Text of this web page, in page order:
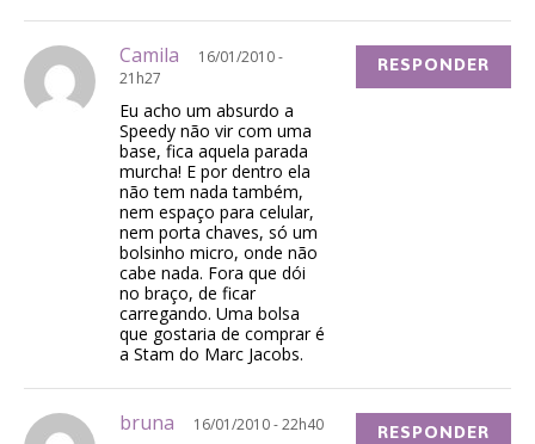
Camila
16/01/2010 -
21h27
Eu acho um absurdo a
Speedy não vir com uma
base, fica aquela parada
murcha! E por dentro ela
não tem nada também,
nem espaço para celular,
nem porta chaves, só um
bolsinho micro, onde não
cabe nada. Fora que dói
no braço, de ficar
carregando. Uma bolsa
que gostaria de comprar é
a Stam do Marc Jacobs.
RESPONDER
bruna 16/01/2010 - 22h40 RESPONDER